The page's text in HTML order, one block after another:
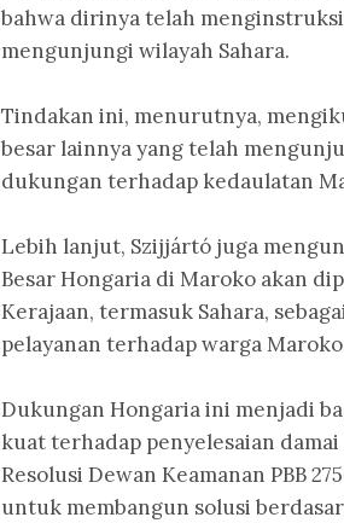
bahwa dirinya telah
mengunjungi wilayah Sahara.
Tindakan ini, menurutnya,
besar lainnya yang telah
dukungan terhadap kedaulatan
Lebih lanjut, Szijjártó juga
Besar Hongaria di Maroko akan
Kerajaan, termasuk Sahara,
pelayanan terhadap warga
Dukungan Hongaria ini menjadi
kuat terhadap penyelesaian
Resolusi Dewan Keamanan PBB
untuk membangun solusi